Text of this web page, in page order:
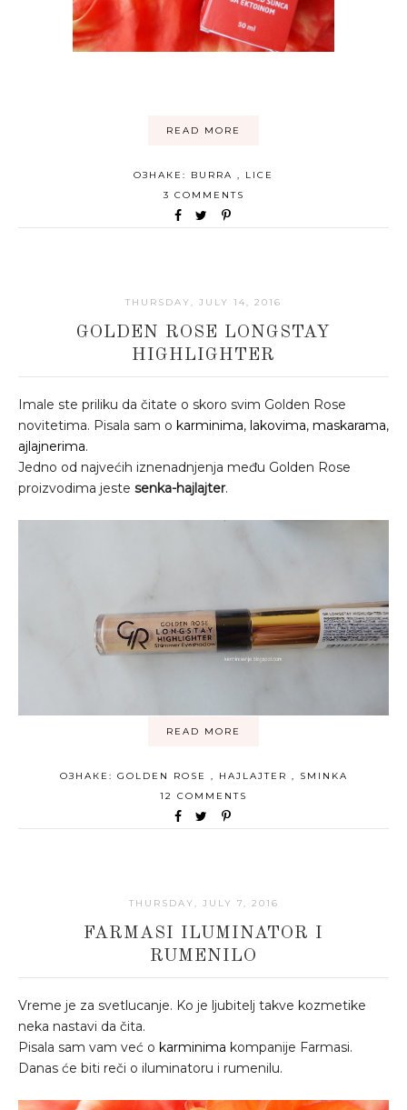
READ MORE
ОЗНАКЕ: BURRA , LICE
3 COMMENTS
THURSDAY, JULY 14, 2016
GOLDEN ROSE LONGSTAY
HIGHLIGHTER
Imale ste priliku da čitate o skoro svim Golden Rose
novitetima. Pisala sam o karminima, lakovima, maskarama,
ajlajnerima.
Jedno od najvećih iznenadnjenja među Golden Rose
proizvodima jeste senka-hajlajter.
READ MORE
ОЗНАКЕ: GOLDEN ROSE , HAJLAJTER ,
SMINKA
12 COMMENTS
THURSDAY, JULY 7, 2016
FARMASI ILUMINATOR I
RUMENILO
Vreme je za svetlucanje. Ko je ljubitelj takve kozmetike
neka nastavi da čita.
Pisala sam vam već o karminima kompanije Farmasi.
Danas će biti reči o iluminatoru i rumenilu.